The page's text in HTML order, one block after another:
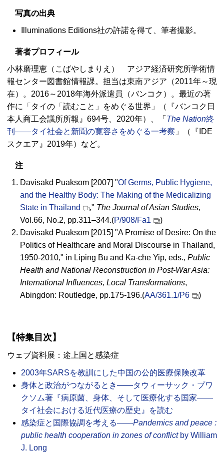
写真の出典
Illuminations Editions社の許諾を得て、筆者撮影。
著者プロフィール
小林磨理恵（こばやしまりえ） アジア経済研究所学術情
報センター図書館情報課。担当は東南アジア（2011年～現
在）。2016～2018年海外派遣員（バンコク）。最近の著
作に「タイの「読むこと」をめぐる世界」（『バンコク日
本人商工会議所所報』694号、2020年）、「 The Nation終
刊――タイ社会と新聞の寛容さをめぐる一考察 」（『 IDE
スクエア』2019年）など。
注
Davisakd Puaksom [2007] "Of Germs, Public Hygiene,
and the Healthy Body: The Making of the Medicalizing
State in Thailand
," The Journal of Asian Studies,
Vol.66, No.2, pp.311–344.(P/908/Fa1
)
Davisakd Puaksom [2015] "A Promise of Desire: On the
Politics of Healthcare and Moral Discourse in Thailand,
1950-2010," in Liping Bu and Ka-che Yip, eds., Public
Health and National Reconstruction in Post-War Asia:
International Influences, Local Transformations,
Abingdon: Routledge, pp.175-196.(AA/361.1/P6 )
【特集目次】
ウェブ資料展：途上国と感染症
2003年SARSを教訓にした中国の公的医療保険改革
身体と政治がつながるとき――タウィーサック・プワ
クソム著『病原菌、身体、そして医療化する国家――
タイ社会における近代医療の歴史』を読む
感染症と国際協調を考える――Pandemics and peace :
public health cooperation in zones of conflictby William
J. Long